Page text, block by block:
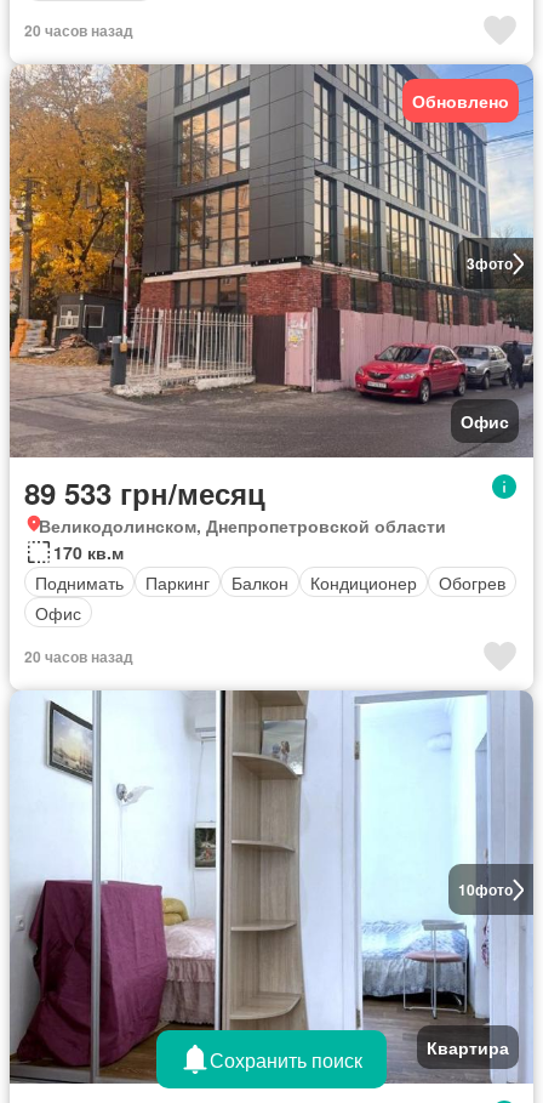
20 часов назад
3фото
Обновлено
Офис
89 533 грн/месяц
Великодолинском, Днепропетровской области
170 кв.м
Поднимать
Паркинг Балкон Кондиционер
Обогрев
Офис
20 часов назад
10фото
Квартира
Сохранить поиск